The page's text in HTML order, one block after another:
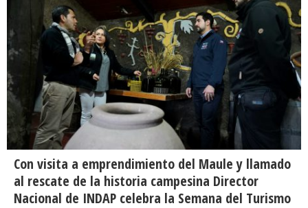
Con visita a emprendimiento del Maule y llamado
al rescate de la historia campesina Director
Nacional de INDAP celebra la Semana del Turismo